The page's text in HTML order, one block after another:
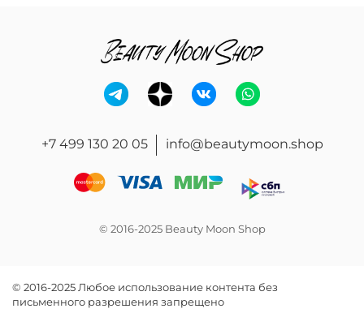
+7 499 130 20 05 info@beautymoon.shop
© 2016-2025 Beauty Moon Shop
© 2016-2025 Любое использование контента без
письменного разрешения запрещено